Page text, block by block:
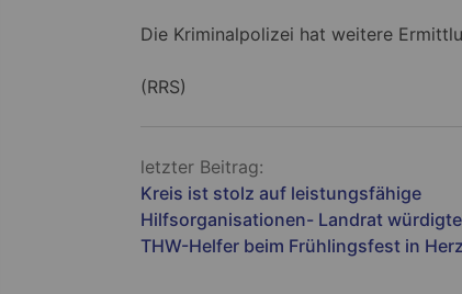
Die Kriminalpolizei hat weitere
(RRS)
Beitragsnavigation
letzter Beitrag:
Kreis ist stolz auf leistungsfähige
Hilfsorganisationen- Landrat
THW-Helfer beim Frühlingsfest in